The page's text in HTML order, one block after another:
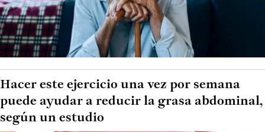
Hacer este ejercicio una vez por semana
puede ayudar a reducir la grasa abdominal,
según un estudio